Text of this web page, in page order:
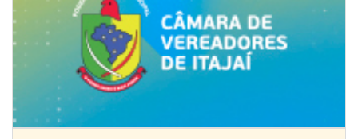
08/08/2026 | 07:00
8º Capoezade promove semana de oficinas gratuitas e atividades
culturais em Itajaí
GERAL